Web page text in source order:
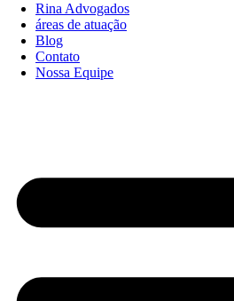
Rina Advogados
áreas de atuação
Blog
Contato
Nossa Equipe